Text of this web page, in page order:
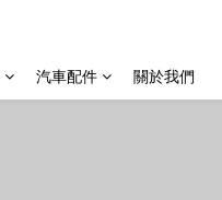
汽車配件 關於我們